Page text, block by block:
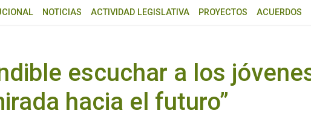
NOTICIAS ACTIVIDAD LEGISLATIVA PROYECTOS ACUERDOS
escuchar a los
hacia el futuro”